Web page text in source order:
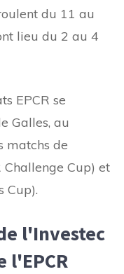
du 11 au
lieu du 2 au 4
EPCR se
Galles, au
matchs de
Cup) et
Cup).
l'Investec
l'EPCR